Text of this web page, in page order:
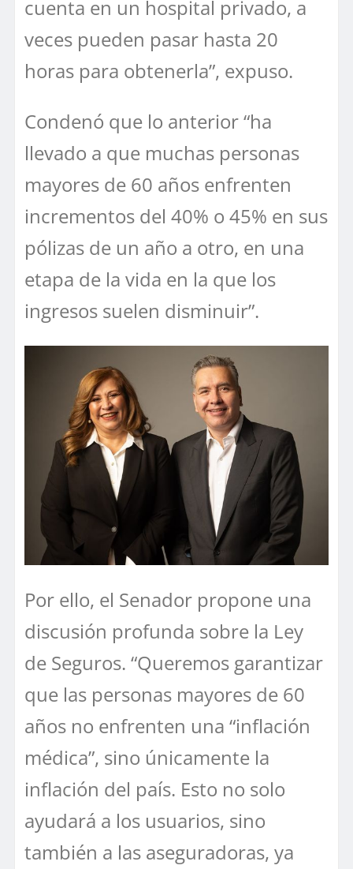
cuenta en un hospital privado, a
veces pueden pasar hasta 20
horas para obtenerla”, expuso.
Condenó que lo anterior “ha
llevado a que muchas personas
mayores de 60 años enfrenten
incrementos del 40% o 45% en sus
pólizas de un año a otro, en una
etapa de la vida en la que los
ingresos suelen disminuir”.
Por ello, el Senador propone una
discusión profunda sobre la Ley
de Seguros. “Queremos garantizar
que las personas mayores de 60
años no enfrenten una “inflación
médica”, sino únicamente la
inflación del país. Esto no solo
ayudará a los usuarios, sino
también a las aseguradoras, ya